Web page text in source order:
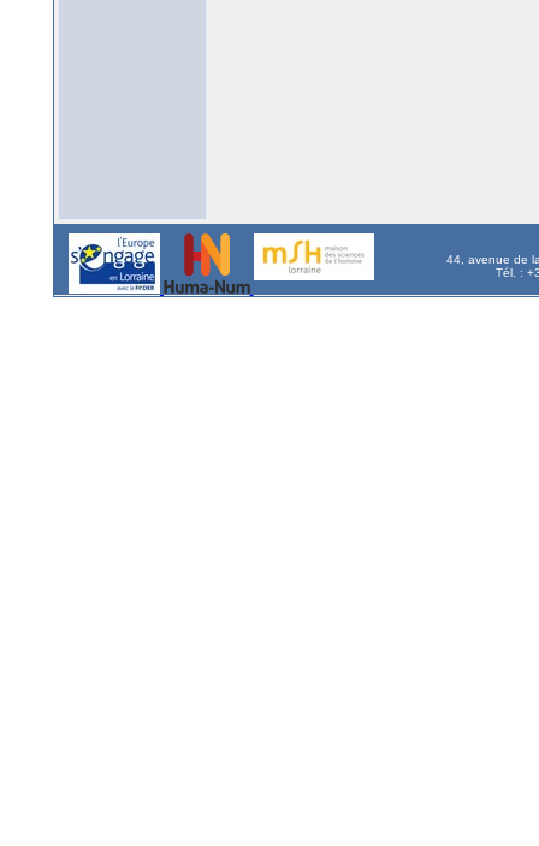
44, avenue de
Tél. :